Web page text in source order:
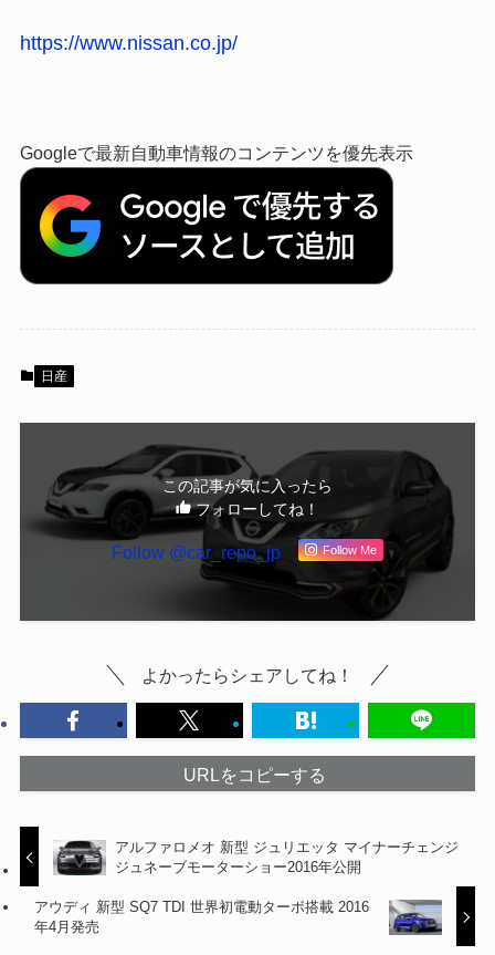
https://www.nissan.co.jp/
Googleで最新自動車情報のコンテンツを優先表示
日産
この記事が気に入ったら
フォローしてね！
Follow @car_repo_jp Follow Me
よかったらシェアしてね！
URLをコピーする
アルファロメオ 新型 ジュリエッタ マイナーチェンジ
ジュネーブモーターショー2016年公開
アウディ 新型 SQ7 TDI 世界初電動ターボ搭載 2016
年4月発売